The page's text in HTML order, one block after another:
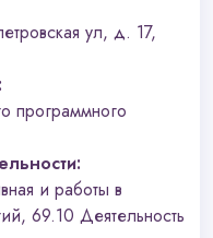
ул, д. 17,
программного
и работы в
69.10 Деятельность